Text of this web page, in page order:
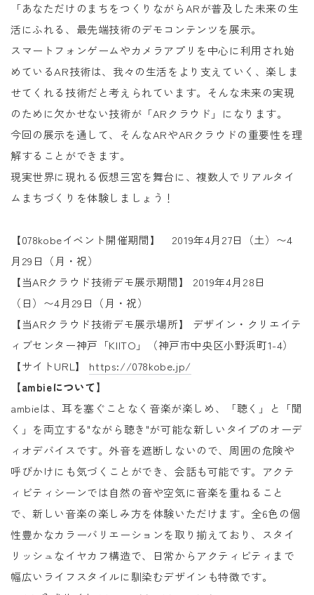
「あなただけのまちをつくりながらARが普及した未来の生
活にふれる、最先端技術のデモコンテンツを展示。
スマートフォンゲームやカメラアプリを中心に利用され始
めているAR技術は、我々の生活をより支えていく、楽しま
せてくれる技術だと考えられています。そんな未来の実現
のために欠かせない技術が「ARクラウド」になります。
今回の展示を通して、そんなARやARクラウドの重要性を理
解することができます。
現実世界に現れる仮想三宮を舞台に、複数人でリアルタイ
ムまちづくりを体験しましょう！
【078kobeイベント開催期間】 2019年4月27日（土）〜4
月29日（月・祝）
【当ARクラウド技術デモ展示期間】 2019年4月28日
（日）〜4月29日（月・祝）
【当ARクラウド技術デモ展示場所】 デザイン・クリエイテ
ィブセンター神戸「KIITO」（神戸市中央区小野浜町1-4）
【サイトURL】 https://078kobe.jp/
【ambieについて】
ambieは、耳を塞ぐことなく音楽が楽しめ、「聴く」と「聞
く」を両立する"ながら聴き"が可能な新しいタイプのオーデ
ィオデバイスです。外音を遮断しないので、周囲の危険や
呼びかけにも気づくことができ、会話も可能です。アクテ
ィビティシーンでは自然の音や空気に音楽を重ねること
で、新しい音楽の楽しみ方を体験いただけます。全6色の個
性豊かなカラーバリエーションを取り揃えており、スタイ
リッシュなイヤカフ構造で、日常からアクティビティまで
幅広いライフスタイルに馴染むデザインも特徴です。